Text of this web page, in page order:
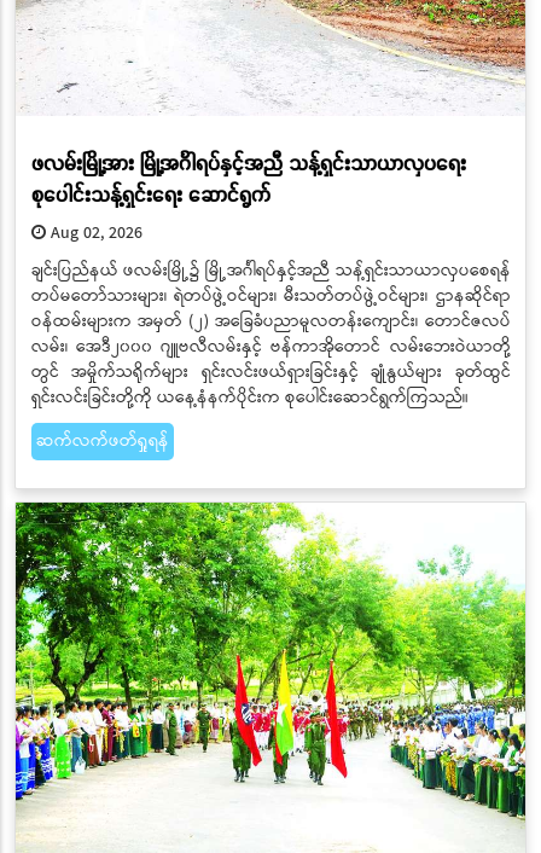
ဖလမ်းမြို့အား မြို့အင်္ဂါရပ်နှင့်အညီ သန့်ရှင်းသာယာလှပရေး
စုပေါင်းသန့်ရှင်းရေး ဆောင်ရွက်
Aug 02, 2026
ချင်းပြည်နယ် ဖလမ်းမြို့၌ မြို့အင်္ဂါရပ်နှင့်အညီ သန့်ရှင်းသာယာလှပစေရန်
တပ်မတော်သားများ၊ ရဲတပ်ဖွဲ့ဝင်များ၊ မီးသတ်တပ်ဖွဲ့ဝင်များ၊ ဌာနဆိုင်ရာ
ဝန်ထမ်းများက အမှတ် (၂) အခြေခံပညာမူလတန်းကျောင်း၊ တောင်ဇလပ်
လမ်း၊ အေဒီ၂၀၀၀ ဂျူဗလီလမ်းနှင့် ဗန်ကာအိုတောင် လမ်းဘေးဝဲယာတို့
တွင် အမှိုက်သရိုက်များ ရှင်းလင်းဖယ်ရှားခြင်းနှင့် ချုံနွယ်များ ခုတ်ထွင်
ရှင်းလင်းခြင်းတို့ကို ယနေ့နံနက်ပိုင်းက စုပေါင်းဆောင်ရွက်ကြသည်။
ဆက်လက်ဖတ်ရှုရန်